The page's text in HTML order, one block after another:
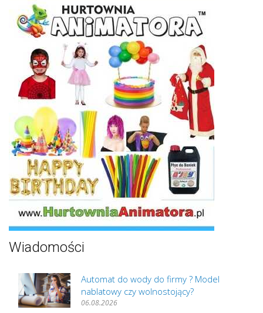
Wiadomości
Automat do wody do firmy ? Model
nablatowy czy wolnostojący?
06.08.2026